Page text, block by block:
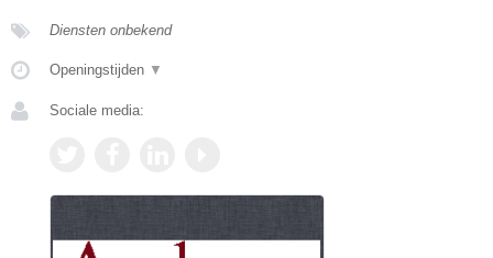
Diensten onbekend
Openingstijden ▼
Sociale media: